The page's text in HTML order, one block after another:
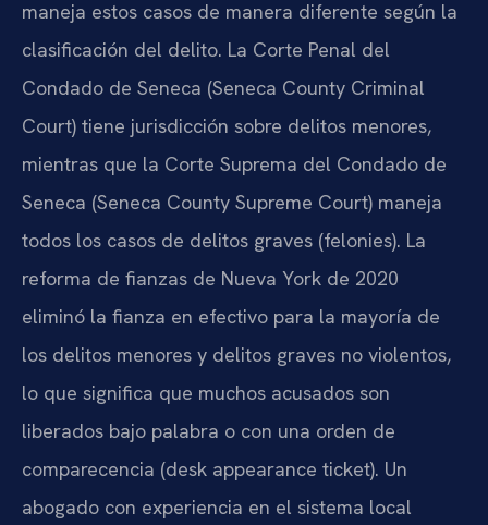
maneja estos casos de manera diferente según la
clasificación del delito. La Corte Penal del
Condado de Seneca (Seneca County Criminal
Court) tiene jurisdicción sobre delitos menores,
mientras que la Corte Suprema del Condado de
Seneca (Seneca County Supreme Court) maneja
todos los casos de delitos graves (felonies). La
reforma de fianzas de Nueva York de 2020
eliminó la fianza en efectivo para la mayoría de
los delitos menores y delitos graves no violentos,
lo que significa que muchos acusados son
liberados bajo palabra o con una orden de
comparecencia (desk appearance ticket). Un
abogado con experiencia en el sistema local